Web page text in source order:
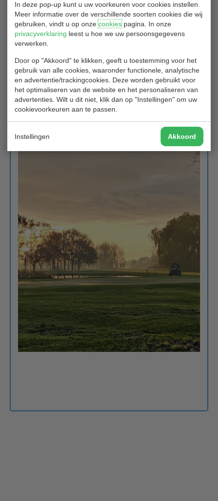
In deze pop-up kunt u uw voorkeuren voor cookies instellen.
Meer informatie over de verschillende soorten cookies die wij
gebruiken, vindt u op onzecookiespagina. In onze
privacyverklaring leest u hoe we uw persoonsgegevens
verwerken.
Door op "Akkoord" te klikken, geeft u toestemming voor het
gebruik van alle cookies, waaronder functionele, analytische
en advertentie/trackingcookies. Deze worden gebruikt voor
het optimaliseren van de website en het personaliseren van
advertenties. Wilt u dit niet, klik dan op "Instellingen" om uw
cookievoorkeuren aan te passen.
Instellingen Akkoord
camera of telefoon mee om een mooie en unieke foto te maken op
Golfbaan Hitland. En vergeet niet om de resolutie omhoog in te
stellen voor een nog mooiere foto. Bijdragen voor de maandelijkse
wedstrijd ontvangen wij graag voortaan uiterlijk de 10e van de
maandop secretariaat@golfclubhitland.nl
Veel succes!
Golfclub Hitland, Communicatie